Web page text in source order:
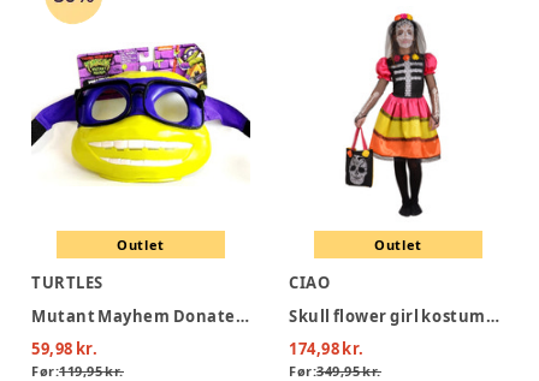
Outlet
TURTLES
Mutant Mayhem Donatello Mask
59,98 kr.
Før:119,95 kr.
Outlet
CIAO
Skull flower girl kostume - MULTI
174,98 kr.
Før:349,95 kr.